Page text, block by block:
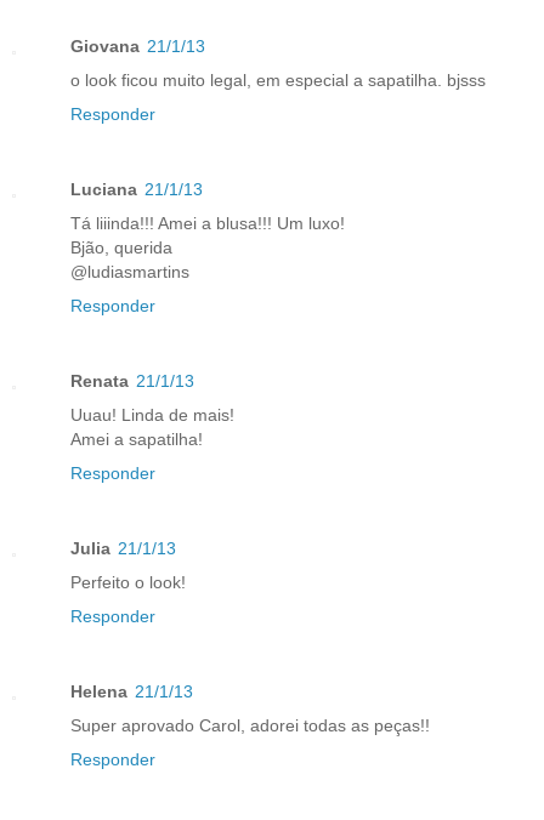
Giovana 21/1/13
o look ficou muito legal, em especial a sapatilha. bjsss
Responder
Luciana 21/1/13
Tá liiinda!!! Amei a blusa!!! Um luxo!
Bjão, querida
@ludiasmartins
Responder
Renata 21/1/13
Uuau! Linda de mais!
Amei a sapatilha!
Responder
Julia 21/1/13
Perfeito o look!
Responder
Helena 21/1/13
Super aprovado Carol, adorei todas as peças!!
Responder